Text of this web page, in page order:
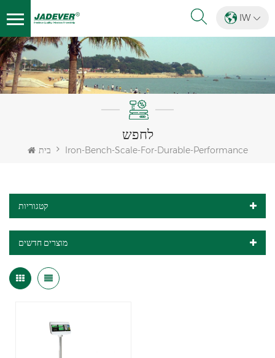
IW
לחפש
בית Iron-Bench-Scale-For-Durable-Performance
קטגוריות
מוצרים חדשים